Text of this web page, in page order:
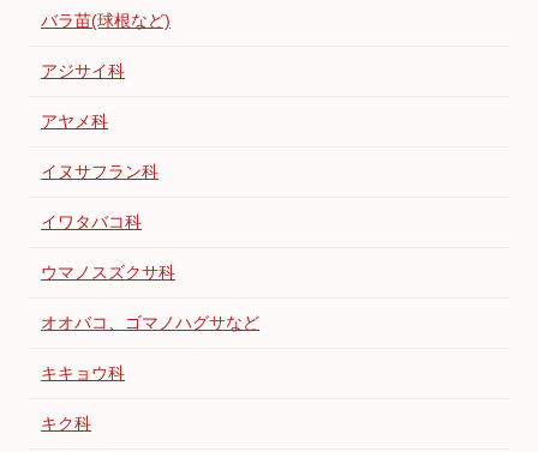
バラ苗(球根など)
アジサイ科
アヤメ科
イヌサフラン科
イワタバコ科
ウマノスズクサ科
オオバコ、ゴマノハグサなど
キキョウ科
キク科